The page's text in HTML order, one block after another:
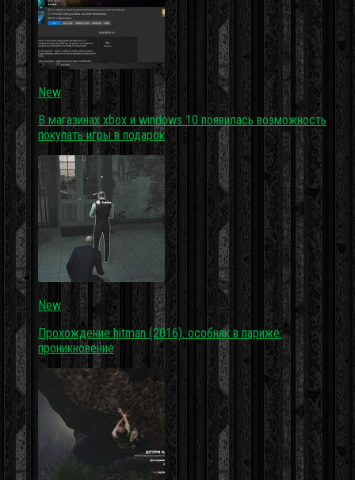
New
В магазинах xbox и windows 10 появилась возможность
покупать игры в подарок
New
Прохождение hitman (2016). особняк в париже:
проникновение